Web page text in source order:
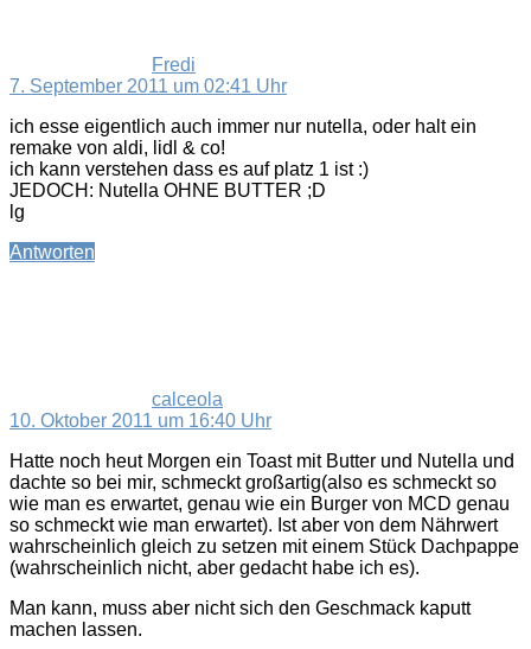
Fredi
7. September 2011 um 02:41 Uhr
ich esse eigentlich auch immer nur nutella, oder halt ein
remake von aldi, lidl & co!
ich kann verstehen dass es auf platz 1 ist :)
JEDOCH: Nutella OHNE BUTTER ;D
lg
Antworten
calceola
10. Oktober 2011 um 16:40 Uhr
Hatte noch heut Morgen ein Toast mit Butter und Nutella und
dachte so bei mir, schmeckt großartig(also es schmeckt so
wie man es erwartet, genau wie ein Burger von MCD genau
so schmeckt wie man erwartet). Ist aber von dem Nährwert
wahrscheinlich gleich zu setzen mit einem Stück Dachpappe
(wahrscheinlich nicht, aber gedacht habe ich es).
Man kann, muss aber nicht sich den Geschmack kaputt
machen lassen.